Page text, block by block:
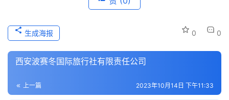
史
文
化
游
0 0
生成海报
西安波赛冬国际旅行社有限责任公司
上一篇 2023年10月14日 下午11:33